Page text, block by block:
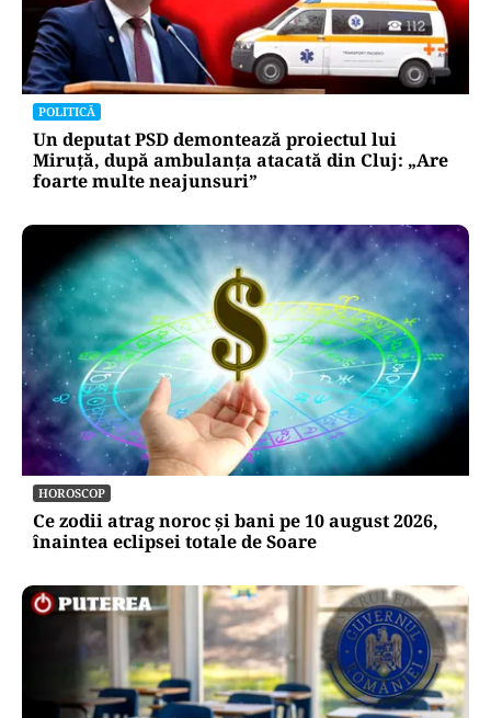
POLITICĂ
Un deputat PSD demontează proiectul lui
Miruță, după ambulanța atacată din Cluj: „Are
foarte multe neajunsuri”
HOROSCOP
Ce zodii atrag noroc și bani pe 10 august 2026,
înaintea eclipsei totale de Soare